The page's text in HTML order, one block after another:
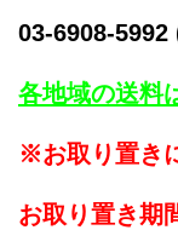
03-6908-
各地域の送料
※お取り置き
お取り置き期